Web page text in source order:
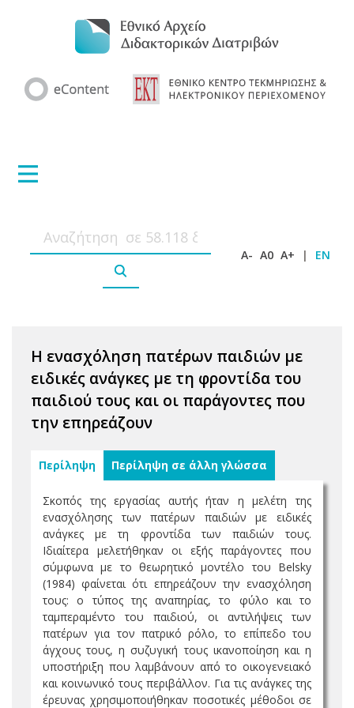
A- A0 A+ | EN
Η ενασχόληση πατέρων παιδιών με
ειδικές ανάγκες με τη φροντίδα του
παιδιού τους και οι παράγοντες που
την επηρεάζουν
Περίληψη Περίληψη σε άλλη γλώσσα
Σκοπός της εργασίας αυτής ήταν η μελέτη της
ενασχόλησης των πατέρων παιδιών με ειδικές
ανάγκες με τη φροντίδα των παιδιών τους.
Ιδιαίτερα μελετήθηκαν οι εξής παράγοντες που
σύμφωνα με το θεωρητικό μοντέλο του Belsky
(1984) φαίνεται ότι επηρεάζουν την ενασχόληση
τους: ο τύπος της αναπηρίας, το φύλο και το
ταμπεραμέντο του παιδιού, οι αντιλήψεις των
πατέρων για τον πατρικό ρόλο, το επίπεδο του
άγχους τους, η συζυγική τους ικανοποίηση και η
υποστήριξη που λαμβάνουν από το οικογενειακό
και κοινωνικό τους περιβάλλον. Για τις ανάγκες της
έρευνας χρησιμοποιήθηκαν ποσοτικές μέθοδοι σε